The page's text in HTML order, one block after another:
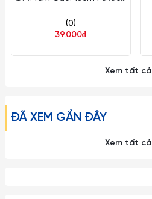
(0)
39.000₫
Xem tất cả
ĐÃ XEM GẦN ĐÂY
Xem tất cả